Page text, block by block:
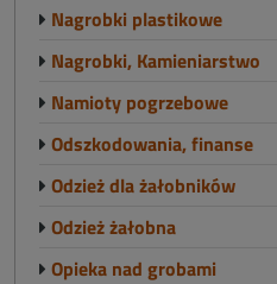
Nagrobki plastikowe
Nagrobki, Kamieniarstwo
Namioty pogrzebowe
Odszkodowania, finanse
Odzież dla żałobników
Odzież żałobna
Opieka nad grobami